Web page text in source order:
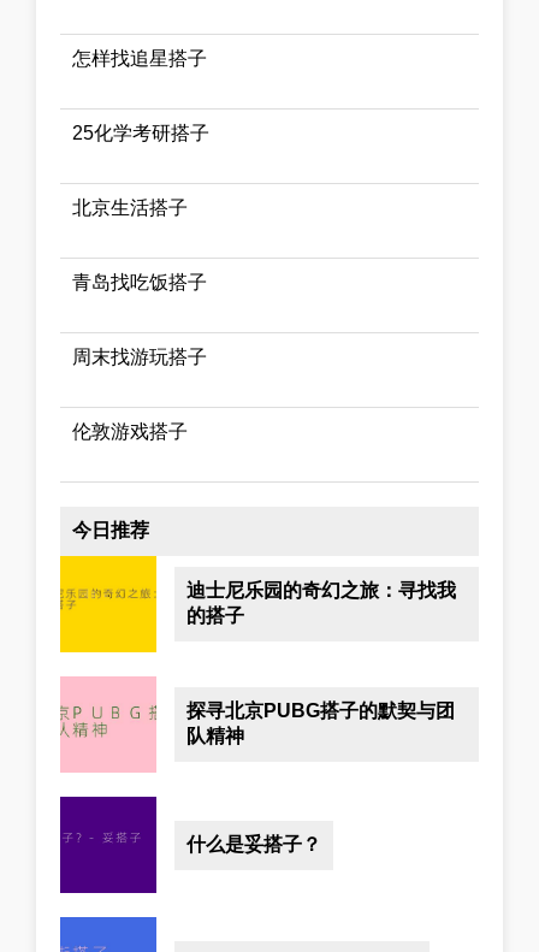
怎样找追星搭子
25化学考研搭子
北京生活搭子
青岛找吃饭搭子
周末找游玩搭子
伦敦游戏搭子
今日推荐
迪士尼乐园的奇幻之旅：寻找我
的搭子
探寻北京PUBG搭子的默契与团
队精神
什么是妥搭子？